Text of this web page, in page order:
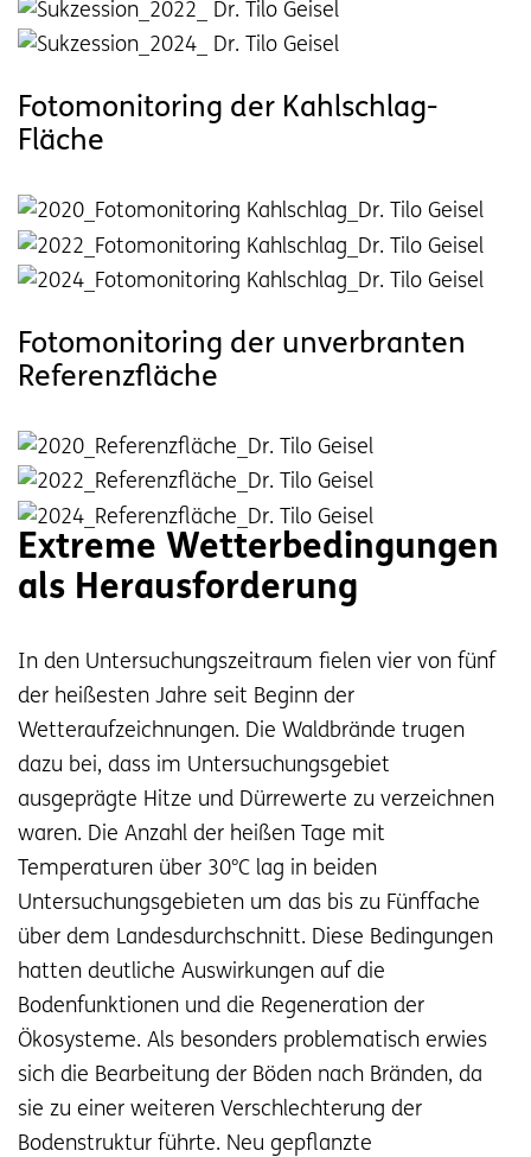
Fotomonitoring der Kahlschlag-
Fläche
Fotomonitoring der unverbranten
Referenzfläche
Extreme Wetterbedingungen
als Herausforderung
In den Untersuchungszeitraum fielen vier von fünf
der heißesten Jahre seit Beginn der
Wetteraufzeichnungen. Die Waldbrände trugen
dazu bei, dass im Untersuchungsgebiet
ausgeprägte Hitze und Dürrewerte zu verzeichnen
waren. Die Anzahl der heißen Tage mit
Temperaturen über 30°C lag in beiden
Untersuchungsgebieten um das bis zu Fünffache
über dem Landesdurchschnitt. Diese Bedingungen
hatten deutliche Auswirkungen auf die
Bodenfunktionen und die Regeneration der
Ökosysteme. Als besonders problematisch erwies
sich die Bearbeitung der Böden nach Bränden, da
sie zu einer weiteren Verschlechterung der
Bodenstruktur führte. Neu gepflanzte